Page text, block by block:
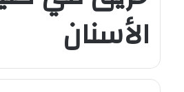
الأسنان